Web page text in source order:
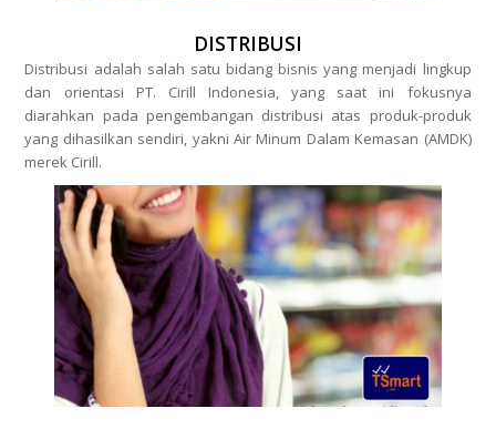
DISTRIBUSI
Distribusi adalah salah satu bidang bisnis yang menjadi lingkup
dan orientasi PT. Cirill Indonesia, yang saat ini fokusnya
diarahkan pada pengembangan distribusi atas produk-produk
yang dihasilkan sendiri, yakni Air Minum Dalam Kemasan (AMDK)
merek Cirill.